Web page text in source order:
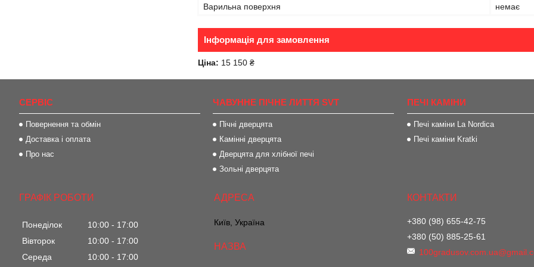
Варильна поверхня немає
Інформація для замовлення
Ціна: 15 150 ₴
СЕРВІС
Повернення та обмін
Доставка і оплата
Про нас
ЧАВУННЕ ПІЧНЕ ЛИТТЯ SVT
Пічні дверцята
Камінні дверцята
Дверцята для хлібної печі
Зольні дверцята
ПЕЧІ КАМІНИ
Печі каміни La Nordica
Печі каміни Kratki
ГРАФІК РОБОТИ
Понеділок 10:00
17:00
Вівторок
10:00
17:00
Середа
10:00 17:00
Київ, Україна
+380 (98) 655-42-75
+380 (50) 885-25-61